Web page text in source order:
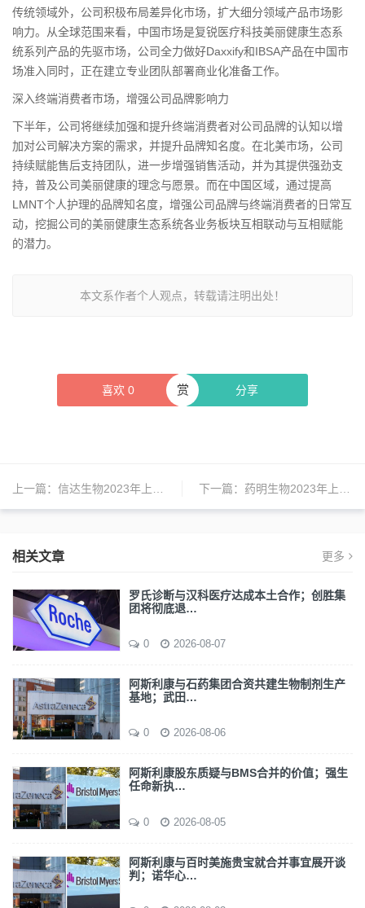
传统领域外，公司积极布局差异化市场，扩大细分领域产品市场影
响力。从全球范围来看，中国市场是复锐医疗科技美丽健康生态系
统系列产品的先驱市场，公司全力做好Daxxify和IBSA产品在中国市
场准入同时，正在建立专业团队部署商业化准备工作。
深入终端消费者市场，增强公司品牌影响力
下半年，公司将继续加强和提升终端消费者对公司品牌的认知以增
加对公司解决方案的需求，并提升品牌知名度。在北美市场，公司
持续赋能售后支持团队，进一步增强销售活动，并为其提供强劲支
持，普及公司美丽健康的理念与愿景。而在中国区域，通过提高
LMNT个人护理的品牌知名度，增强公司品牌与终端消费者的日常互
动，挖掘公司的美丽健康生态系统各业务板块互相联动与互相赋能
的潜力。
本文系作者个人观点，转载请注明出处！
喜欢 0 分享
赏
上一篇： 信达生物2023年上半年总收入27.02亿，同比增长20.6% 下一篇： 药明生物2023年上半年收益同比增长17.8%至84.9亿元
相关文章 更多
罗氏诊断与汉科医疗达成本土合作；创胜集
团将彻底退…
0 2026-08-07
阿斯利康与石药集团合资共建生物制剂生产
基地；武田…
0 2026-08-06
阿斯利康股东质疑与BMS合并的价值；强生
任命新执…
0 2026-08-05
阿斯利康与百时美施贵宝就合并事宜展开谈
判；诺华心…